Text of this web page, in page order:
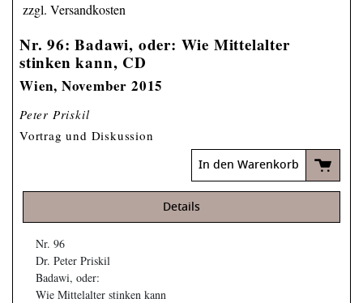
zzgl. Versandkosten
Nr. 96: Badawi, oder: Wie Mittelalter
stinken kann, CD
Wien, November 2015
Peter Priskil
Vortrag und Diskussion
In den Warenkorb
Details
Nr. 96
Dr. Peter Priskil
Badawi, oder:
Wie Mittelalter stinken kann